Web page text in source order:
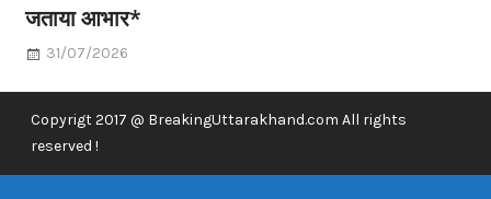
जताया आभार*
31/07/2026
Copyrigt 2017 @ BreakingUttarakhand.com All rights
reserved !